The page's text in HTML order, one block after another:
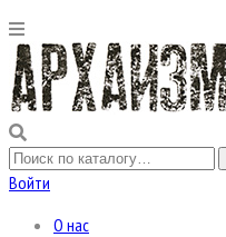
Войти
О нас